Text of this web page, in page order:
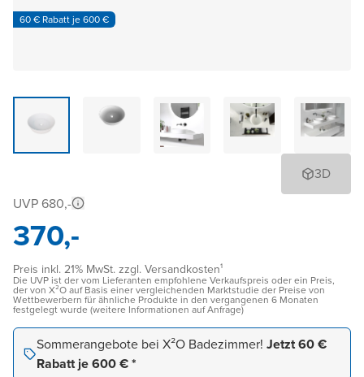
60 € Rabatt je 600 €
3D
UVP 680,-
370,-
Preis inkl. 21% MwSt. zzgl. Versandkosten¹
Die UVP ist der vom Lieferanten empfohlene Verkaufspreis oder ein Preis,
der von X²O auf Basis einer vergleichenden Marktstudie der Preise von
Wettbewerbern für ähnliche Produkte in den vergangenen 6 Monaten
festgelegt wurde (weitere Informationen auf Anfrage)
Sommerangebote bei X²O Badezimmer! Jetzt 60 €
Rabatt je 600 € *